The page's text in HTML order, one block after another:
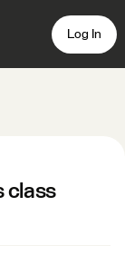
Log In
class